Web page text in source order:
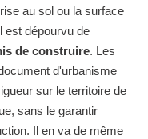
au sol ou la surface
est dépourvu de
de construire. Les
d'urbanisme
sur le territoire de
sans le garantir
Il en va de même